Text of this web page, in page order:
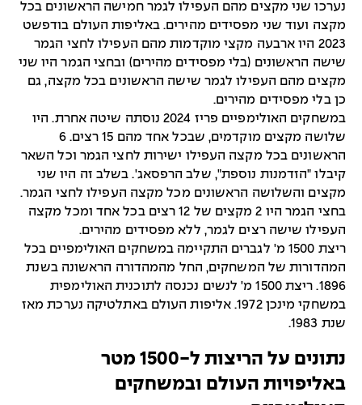
נערכו שני מקצים מהם העפילו לגמר חמישה הראשונים בכל
מקצה ועוד שני מפסידים מהירים. באליפות העולם בודפשט
2023 היו ארבעה מקצי מוקדמות מהם העפילו לחצי הגמר
שישה הראשונים (בלי מפסידים מהירים) ובחצי הגמר היו שני
מקצים מהם העפילו לגמר שישה הראשונים בכל מקצה, גם
כן בלי מפסידים מהירים.
במשחקים האולימפיים פריז 2024 נוסתה שיטה אחרת. היו
שלושה מקצים מוקדמים, שבכל אחד מהם 15 רצים. 6
הראשונים בכל מקצה העפילו ישירות לחצי הגמר וכל השאר
קיבלו "הזדמנות נוספת", שלב הרפסאג'. בשלב זה היו שני
מקצים והשלושה הראשונים מכל מקצה העפילו לחצי הגמר.
בחצי הגמר היו 2 מקצים של 12 רצים בכל אחד ומכל מקצה
העפילו שישה רצים לגמר, ללא מפסידים מהירים.
ריצת 1500 מ' לגברים התקיימה במשחקים האולימפיים בכל
המהדורות של המשחקים, החל מהמהדורה הראשונה בשנת
1896. ריצת 1500 מ' לנשים נכנסה לתוכנית האולימפית
במשחקי מינכן 1972. אליפות העולם באתלטיקה נערכת מאז
שנת 1983.
נתונים על הריצות ל-1500 מטר
באליפויות העולם ובמשחקים